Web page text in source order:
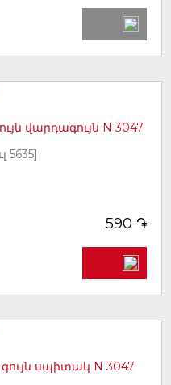
վարդագույն N 3047
5635]
590 ֏
սպիտակ N 3047